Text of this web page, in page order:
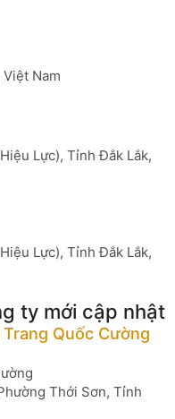
Việt Nam
Lực), Tỉnh Đắk Lắk,
Lực), Tỉnh Đắk Lắk,
ty mới cập nhật
Quốc Cường
Thới Sơn, Tỉnh